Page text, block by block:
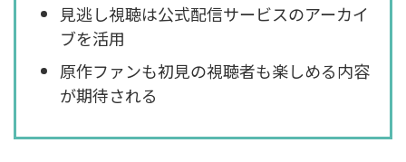
見逃し視聴は公式配信サービスのアーカイ
ブを活用
原作ファンも初見の視聴者も楽しめる内容
が期待される